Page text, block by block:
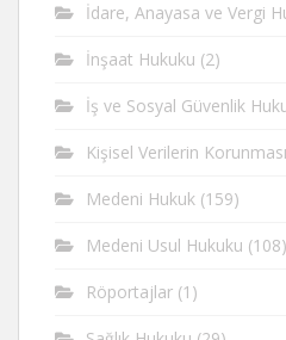
İdare, Anayasa ve Vergi
İnşaat Hukuku (2)
İş ve Sosyal Güvenlik
Kişisel Verilerin
Medeni Hukuk (159)
Medeni Usul Hukuku (108)
Röportajlar (1)